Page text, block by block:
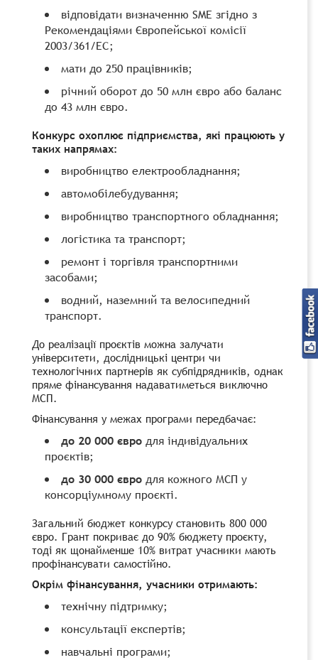
відповідати визначенню SME згідно з
Рекомендаціями Європейської комісії
2003/361/EC;
мати до 250 працівників;
річний оборот до 50 млн євро або баланс
до 43 млн євро.
Конкурс охоплює підприємства, які працюють у
таких напрямах:
виробництво електрообладнання;
автомобілебудування;
виробництво транспортного обладнання;
логістика та транспорт;
ремонт і торгівля транспортними
засобами;
водний, наземний та велосипедний
транспорт.
До реалізації проєктів можна залучати
університети, дослідницькі центри чи
технологічних партнерів як субпідрядників, однак
пряме фінансування надаватиметься виключно
МСП.
Фінансування у межах програми передбачає:
до 20 000 євро для індивідуальних
проєктів;
до 30 000 євро для кожного МСП у
консорціумному проєкті.
Загальний бюджет конкурсу становить 800 000
євро. Грант покриває до 90% бюджету проєкту,
тоді як щонайменше 10% витрат учасники мають
профінансувати самостійно.
Окрім фінансування, учасники отримають:
технічну підтримку;
консультації експертів;
навчальні програми;